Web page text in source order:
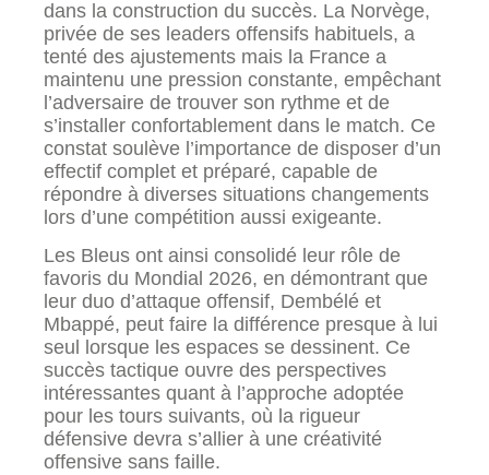
dans la construction du succès. La Norvège,
privée de ses leaders offensifs habituels, a
tenté des ajustements mais la France a
maintenu une pression constante, empêchant
l’adversaire de trouver son rythme et de
s’installer confortablement dans le match. Ce
constat soulève l’importance de disposer d’un
effectif complet et préparé, capable de
répondre à diverses situations changements
lors d’une compétition aussi exigeante.
Les Bleus ont ainsi consolidé leur rôle de
favoris du Mondial 2026, en démontrant que
leur duo d’attaque offensif, Dembélé et
Mbappé, peut faire la différence presque à lui
seul lorsque les espaces se dessinent. Ce
succès tactique ouvre des perspectives
intéressantes quant à l’approche adoptée
pour les tours suivants, où la rigueur
défensive devra s’allier à une créativité
offensive sans faille.